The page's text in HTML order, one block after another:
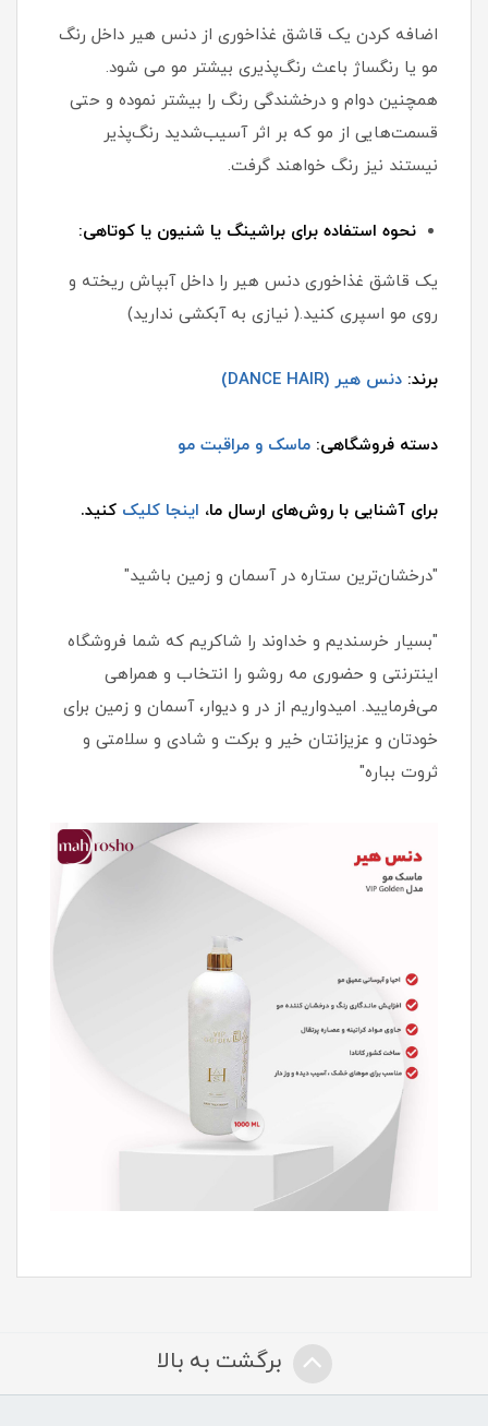
اضافه کردن یک قاشق غذاخوری از دنس هیر داخل رنگ
مو یا رنگساژ باعث رنگ‌پذیری بیشتر مو می شود.
همچنین دوام و درخشندگی رنگ را بیشتر نموده و حتی
قسمت‌هایی از مو که بر اثر آسیب‌شدید رنگ‌پذیر
نیستند نیز رنگ خواهند گرفت.
نحوه استفاده برای براشینگ یا شنیون یا کوتاهی:
یک قاشق غذاخوری دنس هیر را داخل آبپاش ریخته و
روی مو اسپری کنید.( نیازی به آبکشی ندارید)
برند: دنس هیر (DANCE HAIR)
دسته فروشگاهی: ماسک و مراقبت مو
برای آشنایی با روش‌های ارسال ما، اینجا کلیک کنید.
"درخشان‌ترین ستاره در آسمان و زمین باشید"
"بسیار خرسندیم و خداوند را شاکریم که شما فروشگاه
اینترنتی و حضوری مه روشو را انتخاب و همراهی
می‌فرمایید. امیدواریم از در و دیوار، آسمان و زمین برای
خودتان و عزیزانتان خیر و برکت و شادی و سلامتی و
ثروت بباره"
برگشت به بالا